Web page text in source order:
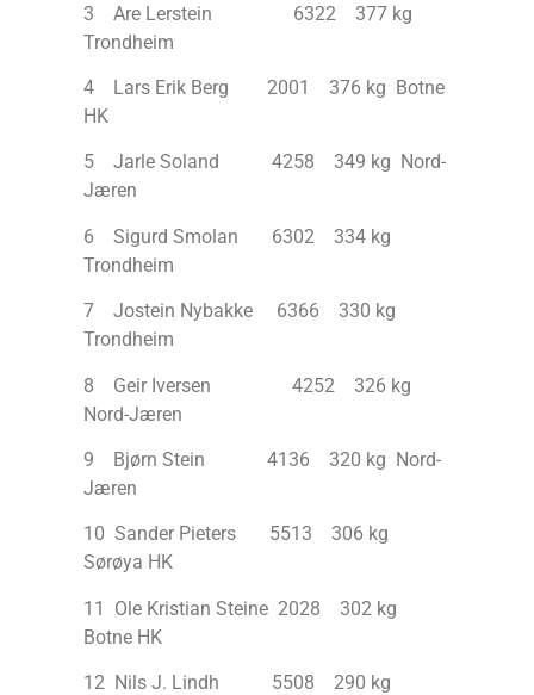
3 Are Lerstein 6322 377 kg
Trondheim
4 Lars Erik Berg 2001 376 kg Botne
HK
5 Jarle Soland 4258 349 kg Nord-
Jæren
6 Sigurd Smolan 6302 334 kg
Trondheim
7 Jostein Nybakke 6366 330 kg
Trondheim
8 Geir Iversen 4252 326 kg
Nord-Jæren
9 Bjørn Stein 4136 320 kg Nord-
Jæren
10 Sander Pieters 5513 306 kg
Sørøya HK
11 Ole Kristian Steine 2028 302 kg
Botne HK
12 Nils J. Lindh 5508 290 kg